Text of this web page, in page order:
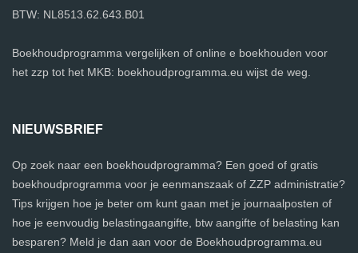
BTW: NL8513.62.643.B01
Boekhoudprogramma vergelijken of online e boekhouden voor
het zzp tot het MKB: boekhoudprogramma.eu wijst de weg.
NIEUWSBRIEF
Op zoek naar een boekhoudprogramma? Een goed of gratis
boekhoudprogramma voor je eenmanszaak of ZZP administratie?
Tips krijgen hoe je beter om kunt gaan met je journaalposten of
hoe je eenvoudig belastingaangifte, btw aangifte of belasting kan
besparen? Meld je dan aan voor de Boekhoudprogramma.eu